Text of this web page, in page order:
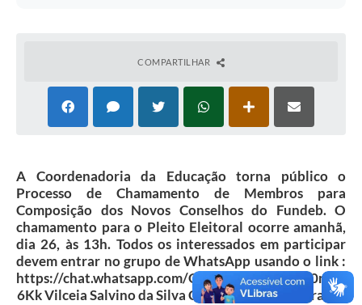
COMPARTILHAR
A Coordenadoria da Educação torna público o
Processo de Chamamento de Membros para
Composição dos Novos Conselhos do Fundeb. O
chamamento para o Pleito Eleitoral ocorre amanhã,
dia 26, às 13h. Todos os interessados em participar
devem entrar no grupo de WhatsApp usando o link :
https://chat.whatsapp.com/GoNTZ5vLhRBIKad0nE9
6Kk Vilceia Salvino da Silva Corrêa Coordenadora […]